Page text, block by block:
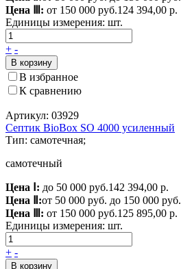
Цена Ⅲ: от 150 000 руб.124 394,00 р.
Единицы измерения: шт.
+ -
В корзину
В избранное
К сравнению
Артикул: 03929
Септик BioBox SO 4000 усиленный
Тип: самотечная;
самотечный
Цена Ⅰ: до 50 000 руб.142 394,00 р.
Цена Ⅱ:от 50 000 руб. до 150 000 руб.
Цена Ⅲ: от 150 000 руб.125 895,00 р.
Единицы измерения: шт.
+ -
В корзину